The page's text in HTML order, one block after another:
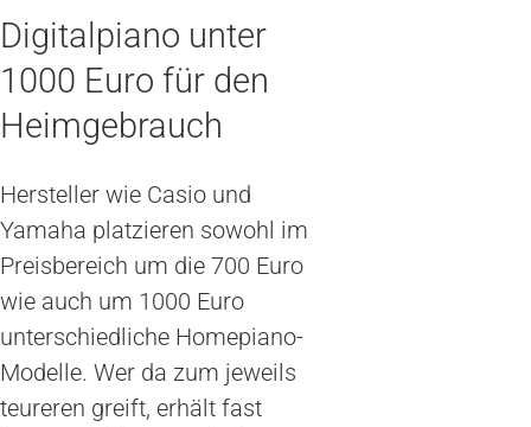
Digitalpiano unter
1000 Euro für den
Heimgebrauch
Hersteller wie Casio und
Yamaha platzieren sowohl im
Preisbereich um die 700 Euro
wie auch um 1000 Euro
unterschiedliche Homepiano-
Modelle. Wer da zum jeweils
teureren greift, erhält fast